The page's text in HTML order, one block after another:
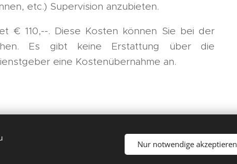
etc.) Supervision anzubieten.
€ 110,--. Diese Kosten können Sie bei der
Es gibt keine Erstattung über die
eine Kostenübernahme an.
Wr.Neustadt & Eisenstadt
Nur notwendige akzeptieren